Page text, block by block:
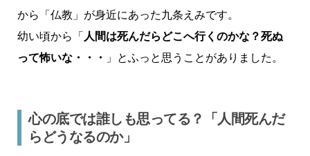
から「仏教」が身近にあった九条えみです。
幼い頃から「 人間は死んだらどこへ行くのかな？死ぬ
って怖いな・・・
」とふっと思うことがありました。
心の底では誰しも思ってる？「人間死んだ
らどうなるのか」